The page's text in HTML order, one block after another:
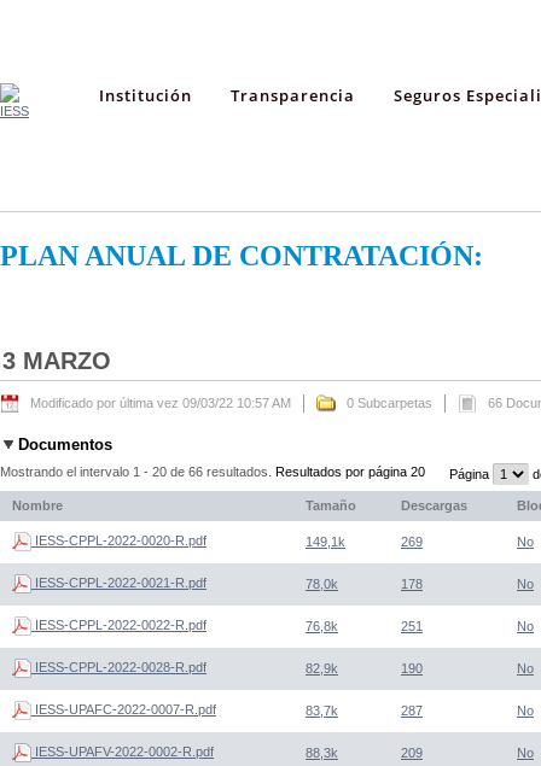
Institución Transparencia Seguros
PLAN ANUAL DE CONTRATACIÓN:
3 MARZO
Modificado por última vez 09/03/22 10:57 AM 0 Subcarpetas 66
Documentos
Mostrando el intervalo 1 - 20 de 66 resultados. Resultados por página 20 Página
Nombre Tamaño Descargas
IESS-CPPL-2022-0020-R.pdf 149,1k 269 No
IESS-CPPL-2022-0021-R.pdf 78,0k 178 No
IESS-CPPL-2022-0022-R.pdf 76,8k 251 No
IESS-CPPL-2022-0028-R.pdf 82,9k 190 No
IESS-UPAFC-2022-0007-R.pdf 83,7k 287 No
IESS-UPAFV-2022-0002-R.pdf 88,3k 209 No